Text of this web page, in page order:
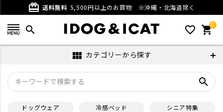
card_giftcard 送料無料 5,500円以上のお買物 ※沖縄・北海道除く
search favorite_outline 0
shopping_cart
view_module カテゴリーから探す
search
ドッグウェア 冷感ベッド
シニア特集